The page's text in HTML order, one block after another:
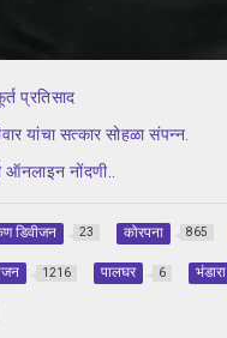
प्रतिसाद
यांचा सत्कार सोहळा संपन्न.
ऑनलाइन नोंदणी..
डिवीजन 23 कोरपना 865
1216 पालघर 6 भंडारा